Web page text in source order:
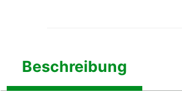
Beschreibung